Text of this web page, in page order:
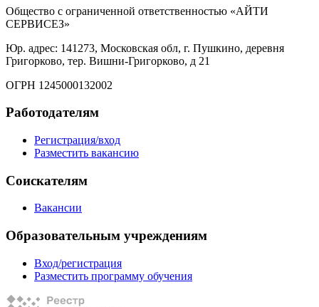
Общество с ограниченной ответственностью «АЙТИ
СЕРВИСЕЗ»
Юр. адрес: 141273, Московская обл, г. Пушкино, деревня
Григорково, тер. Вишни-Григорково, д 21
ОГРН 1245000132002
Работодателям
Регистрация/вход
Разместить вакансию
Соискателям
Вакансии
Образовательным учреждениям
Вход/регистрация
Разместить программу обучения